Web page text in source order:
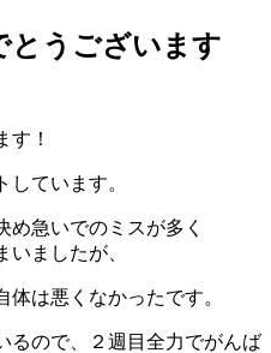
うございます
す！
しています。
め急いでのミスが多く
ましたが、
は悪くなかったです。
るので、２週目全力でがんば